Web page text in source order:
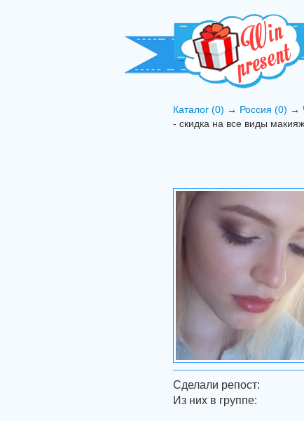
Каталог (0) → Россия (0) →
- скидка на все виды
Сделали репост:
Из них в группе: